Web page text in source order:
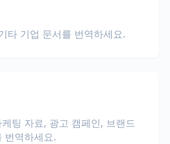
타 기업 문서를 번역하세요.
팅 자료, 광고 캠페인, 브랜드
번역하세요.